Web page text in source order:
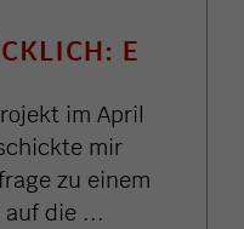
E
im April
mir
zu einem
die ...